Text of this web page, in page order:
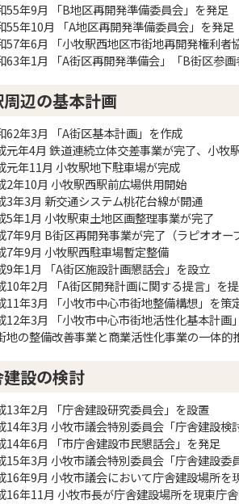
55年9月 「B地区再開発準備委員会」を発足
55年10月 「A地区再開発準備委員会」を発足
57年6月 「小牧駅西地区市街地再開発権利者
63年1月 「A街区再開発準備会」「B街区参
辺の基本計画
62年3月 「A街区基本計画」を作成
元年4月 鉄道連続立体交差事業が完了、小牧
元年11月 小牧駅地下駐車場が完成
2年10月 小牧駅西駅前広場供用開始
3年3月 新交通システム桃花台線が開通
5年1月 小牧駅東土地区画整理事業が完了
7年9月 B街区再開発事業が完了（ラピオオー
7年9月 小牧駅西駐車場暫定整備
9年1月 「A街区施設計画懇話会」を設立
10年2月 「A街区開発計画に関する提言」を
11年3月 「小牧市中心市街地整備構想」を策
12年3月 「小牧市中心市街地活性化基本計画
地の整備改善事業と商業活性化事業の一体的
設の検討
13年2月 「庁舎建設研究委員会」を設置
14年3月 小牧市議会特別委員会「庁舎建設検
14年6月 「市庁舎建設市民懇話会」を発足
15年3月 小牧市議会特別委員会「庁舎建設委
16年9月 小牧市議会において庁舎建設場所を
16年11月 小牧市長が庁舎建設場所を現東庁